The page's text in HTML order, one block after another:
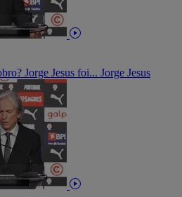
Jorge Jesus foi... Jorge Jesus